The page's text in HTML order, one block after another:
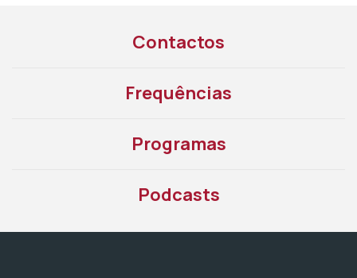
Contactos
Frequências
Programas
Podcasts